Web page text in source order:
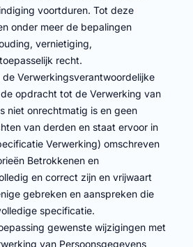
voortduren. Tot deze
onder meer de bepalingen
vernietiging,
recht.
Verwerkingsverantwoordelijke
opdracht tot de Verwerking van
niet onrechtmatig is en geen
van derden en staat ervoor in
Verwerking) omschreven
Betrokkenen en
en correct zijn en vrijwaart
gebreken en aanspreken die
specificatie.
gewenste wijzigingen met
van Persoonsgegevens